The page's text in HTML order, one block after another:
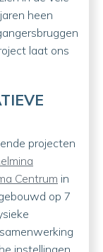
heen
laat ons
projecten
Centrum in
op 7
instellingen.